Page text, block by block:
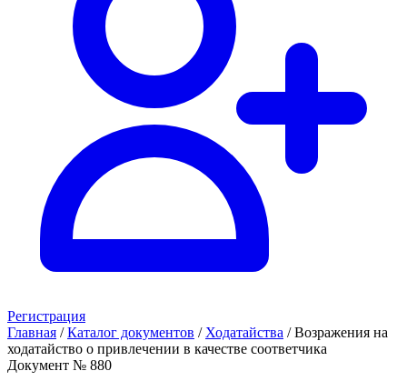
Регистрация
Главная / Каталог документов / Ходатайства / Возражения на
ходатайство о привлечении в качестве соответчика
Документ № 880